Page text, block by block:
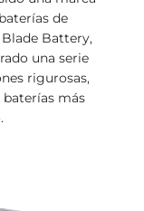
de
Battery,
una serie
rigurosas,
baterías más